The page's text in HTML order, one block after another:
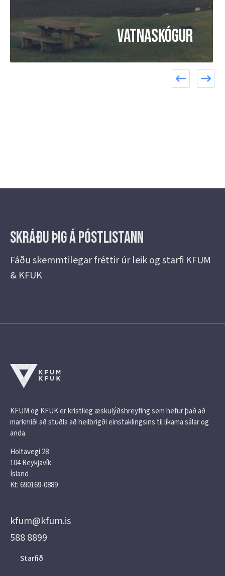
Vatnaskógur
Skráðu þig á Póstlistann
Fáðu skemmtilegar fréttir úr leik og starfi KFUM
& KFUK
KFUM og KFUK er kristileg æskulýðshreyfing sem hefur það að
markmiði að stuðla að heilbrigði einstaklingsins til líkama sálar og
anda.
Holtavegi 28
104 Reykjavík
Ísland
Kt: 690169-0889
kfum@kfum.is
588 8899
Starfið